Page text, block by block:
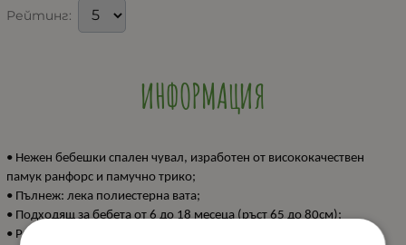
Рейтинг:
ИНФОРМАЦИЯ
• Нежен бебешки спален чувал, изработен от висококачествен
памук ранфорс и памучно трико;
• Пълнеж: лека полиестерна вата;
• Подходящ за бебета от 6 до 18 месеца (ръст 65 до 80см);
• Разкопчаване по цялата страна с цип и протектор;